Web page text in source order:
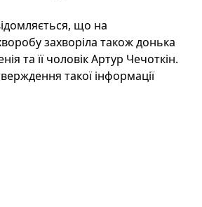
що на
захворіла також донька
та її чоловік Артур Чечоткін.
такої інформації